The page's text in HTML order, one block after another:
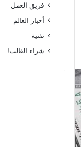
فريق العمل
أخبار العالم
تقنية
شراء القالب!